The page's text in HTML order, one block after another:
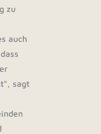
zu
auch
sagt